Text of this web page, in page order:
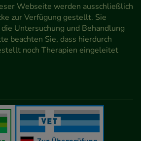
Webseite werden ausschließlich
zur Verfügung gestellt. Sie
Untersuchung und Behandlung
beachten Sie, dass hierdurch
noch Therapien eingeleitet